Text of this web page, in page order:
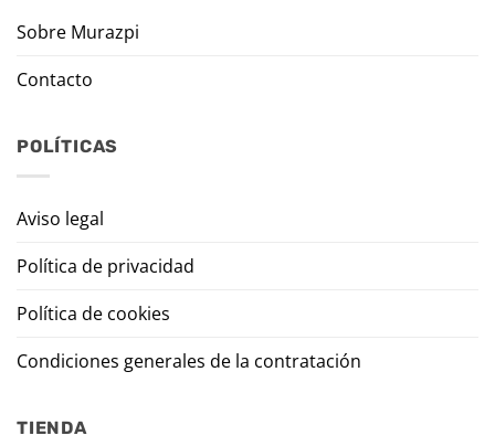
Sobre Murazpi
Contacto
POLÍTICAS
Aviso legal
Política de privacidad
Política de cookies
Condiciones generales de la contratación
TIENDA